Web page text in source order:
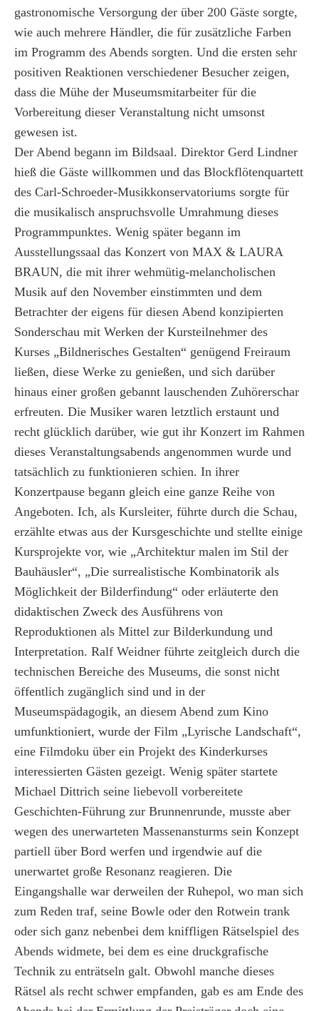
gastronomische Versorgung der über 200 Gäste sorgte,
wie auch mehrere Händler, die für zusätzliche Farben
im Programm des Abends sorgten. Und die ersten sehr
positiven Reaktionen verschiedener Besucher zeigen,
dass die Mühe der Museumsmitarbeiter für die
Vorbereitung dieser Veranstaltung nicht umsonst
gewesen ist.
Der Abend begann im Bildsaal. Direktor Gerd Lindner
hieß die Gäste willkommen und das Blockflötenquartett
des Carl-Schroeder-Musikkonservatoriums sorgte für
die musikalisch anspruchsvolle Umrahmung dieses
Programmpunktes. Wenig später begann im
Ausstellungssaal das Konzert von MAX & LAURA
BRAUN, die mit ihrer wehmütig-melancholischen
Musik auf den November einstimmten und dem
Betrachter der eigens für diesen Abend konzipierten
Sonderschau mit Werken der Kursteilnehmer des
Kurses „Bildnerisches Gestalten“ genügend Freiraum
ließen, diese Werke zu genießen, und sich darüber
hinaus einer großen gebannt lauschenden Zuhörerschar
erfreuten. Die Musiker waren letztlich erstaunt und
recht glücklich darüber, wie gut ihr Konzert im Rahmen
dieses Veranstaltungsabends angenommen wurde und
tatsächlich zu funktionieren schien. In ihrer
Konzertpause begann gleich eine ganze Reihe von
Angeboten. Ich, als Kursleiter, führte durch die Schau,
erzählte etwas aus der Kursgeschichte und stellte einige
Kursprojekte vor, wie „Architektur malen im Stil der
Bauhäusler“, „Die surrealistische Kombinatorik als
Möglichkeit der Bilderfindung“ oder erläuterte den
didaktischen Zweck des Ausführens von
Reproduktionen als Mittel zur Bilderkundung und
Interpretation. Ralf Weidner führte zeitgleich durch die
technischen Bereiche des Museums, die sonst nicht
öffentlich zugänglich sind und in der
Museumspädagogik, an diesem Abend zum Kino
umfunktioniert, wurde der Film „Lyrische Landschaft“,
eine Filmdoku über ein Projekt des Kinderkurses
interessierten Gästen gezeigt. Wenig später startete
Michael Dittrich seine liebevoll vorbereitete
Geschichten-Führung zur Brunnenrunde, musste aber
wegen des unerwarteten Massenansturms sein Konzept
partiell über Bord werfen und irgendwie auf die
unerwartet große Resonanz reagieren. Die
Eingangshalle war derweilen der Ruhepol, wo man sich
zum Reden traf, seine Bowle oder den Rotwein trank
oder sich ganz nebenbei dem kniffligen Rätselspiel des
Abends widmete, bei dem es eine druckgrafische
Technik zu enträtseln galt. Obwohl manche dieses
Rätsel als recht schwer empfanden, gab es am Ende des